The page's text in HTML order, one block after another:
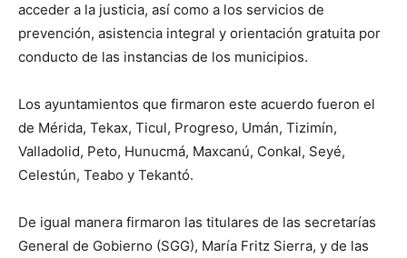
acceder a la justicia, así como a los servicios de
prevención, asistencia integral y orientación gratuita por
conducto de las instancias de los municipios.
Los ayuntamientos que firmaron este acuerdo fueron el
de Mérida, Tekax, Ticul, Progreso, Umán, Tizimín,
Valladolid, Peto, Hunucmá, Maxcanú, Conkal, Seyé,
Celestún, Teabo y Tekantó.
De igual manera firmaron las titulares de las secretarías
General de Gobierno (SGG), María Fritz Sierra, y de las